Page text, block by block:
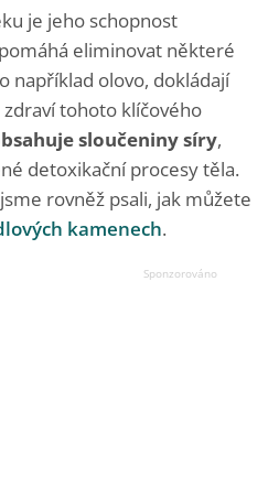
je jeho schopnost
eliminovat některé
například olovo, dokládají
tohoto klíčového
sloučeniny síry,
detoxikační procesy těla.
rovněž psali, jak můžete
kamenech.